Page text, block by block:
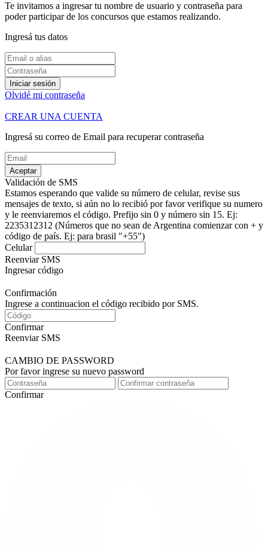
Te invitamos a ingresar tu nombre de usuario y contraseña para
poder participar de los concursos que estamos realizando.
Ingresá tus datos
Iniciar sesión
Olvidé mi contraseña
CREAR UNA CUENTA
Ingresá su correo de Email para recuperar contraseña
Aceptar
Validación de SMS
Estamos esperando que valide su número de celular, revise sus
mensajes de texto, si aún no lo recibió por favor verifique su numero
y le reenviaremos el código. Prefijo sin 0 y número sin 15. Ej:
2235312312 (Números que no sean de Argentina comienzar con + y
código de país. Ej: para brasil "+55")
Celular
Reenviar SMS
Ingresar código
Confirmación
Ingrese a continuacion el código recibido por SMS.
Confirmar
Reenviar SMS
CAMBIO DE PASSWORD
Por favor ingrese su nuevo password
Confirmar